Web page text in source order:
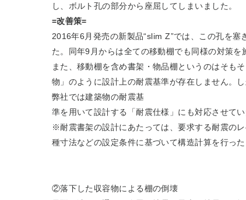
し、ボルト孔の部分から座屈してしまいました。
=改善策=
2016年6月発売の新製品“slim Z”では、この孔を塞
た。同年9月からは全ての移動棚でも同様の対策を
また、移動棚を含め書架・物品棚というのはそも
物」のように設計上の耐震基準が存在しません。
弊社では建築物の耐震基
準を用いて設計する「耐震仕様」にも対応させて
※耐震書架の設計にあたっては、要求する耐震の
種寸法などの設定条件に基づいて構造計算を行っ
②落下した収容物による棚の倒壊